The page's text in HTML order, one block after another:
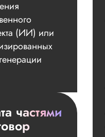
(ИИ) или
частями